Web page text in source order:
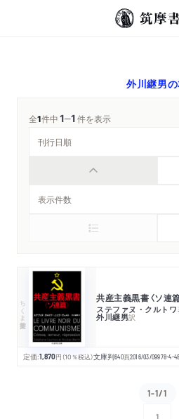
外川継男
全1件中1─1件を表示
ちくま学芸文庫 共産主義黒書〈ソ連篇
ステファヌ・クルトワ
外川継男訳
定価:1,870円 （10％税込）文庫判640頁2016/03/09978-4-
1-1/1
1